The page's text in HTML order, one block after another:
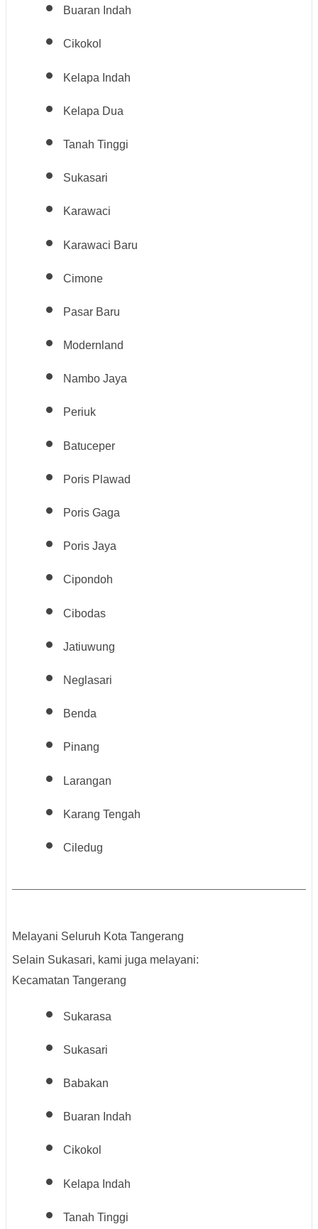
Buaran Indah
Cikokol
Kelapa Indah
Kelapa Dua
Tanah Tinggi
Sukasari
Karawaci
Karawaci Baru
Cimone
Pasar Baru
Modernland
Nambo Jaya
Periuk
Batuceper
Poris Plawad
Poris Gaga
Poris Jaya
Cipondoh
Cibodas
Jatiuwung
Neglasari
Benda
Pinang
Larangan
Karang Tengah
Ciledug
Melayani Seluruh Kota Tangerang
Selain Sukasari, kami juga melayani:
Kecamatan Tangerang
Sukarasa
Sukasari
Babakan
Buaran Indah
Cikokol
Kelapa Indah
Tanah Tinggi